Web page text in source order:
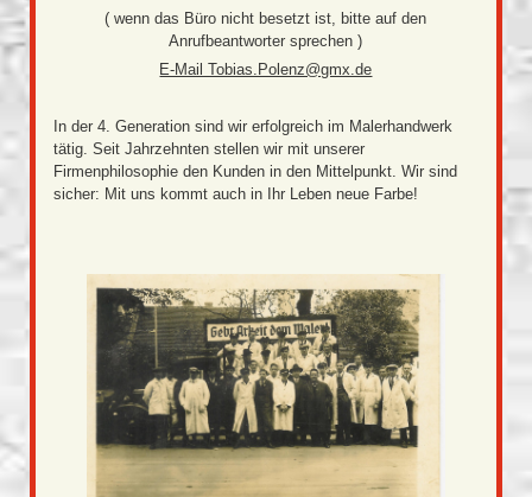
( wenn das Büro nicht besetzt ist, bitte auf den
Anrufbeantworter sprechen )
E-Mail Tobias.Polenz@gmx.de
In der 4. Generation sind wir erfolgreich im Malerhandwerk
tätig. Seit Jahrzehnten stellen wir mit unserer
Firmenphilosophie den Kunden in den Mittelpunkt. Wir sind
sicher: Mit uns kommt auch in Ihr Leben neue Farbe!